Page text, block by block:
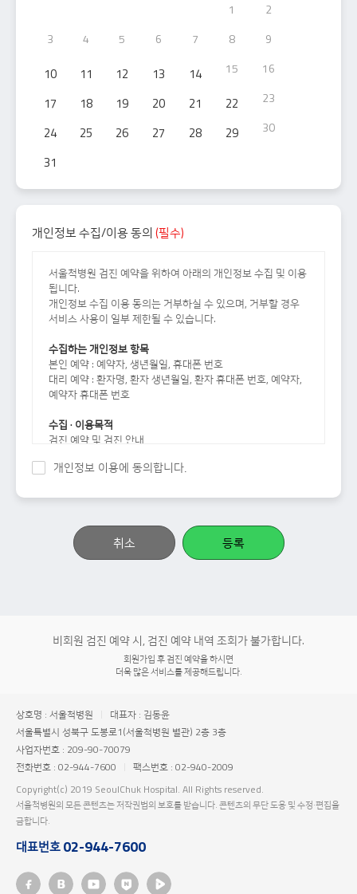
1
2
3
4 5 6 7 8 9
10 11 12 13 14 15 16
17 18 19 20 21 22 23
24 25 26 27 28 29 30
31
개인정보 수집/이용 동의 (필수)
서울척병원 검진 예약을 위하여 아래의 개인정보 수집 및 이용
됩니다.
개인정보 수집 이용 동의는 거부하실 수 있으며, 거부할 경우
서비스 사용이 일부 제한될 수 있습니다.
수집하는 개인정보 항목
본인 예약 : 예약자, 생년월일, 휴대폰 번호
대리 예약 : 환자명, 환자 생년월일, 환자 휴대폰 번호, 예약자,
예약자 휴대폰 번호
수집 · 이용목적
검진 예약 및 검진 안내
보유 및 이용기간
개인정보 이용에 동의합니다.
취소 등록
비회원 검진 예약 시, 검진 예약 내역 조회가 불가합니다.
회원가입 후 검진 예약을 하시면
더욱 많은 서비스를 제공해드립니다.
상호명 : 서울척병원
대표자 : 김동윤
서울특별시 성북구 도봉로1(서울척병원 별관) 2층 3층
사업자번호 : 209-90-70079
전화번호 : 02-944-7600
팩스번호 : 02-940-2009
Copyright(c) 2019 SeoulChuk Hospital. All Rights reserved.
서울척병원의 모든 콘텐츠는 저작권법의 보호를 받습니다. 콘텐츠의 무단 도용 및 수정·편집을
금합니다.
대표번호02-944-7600